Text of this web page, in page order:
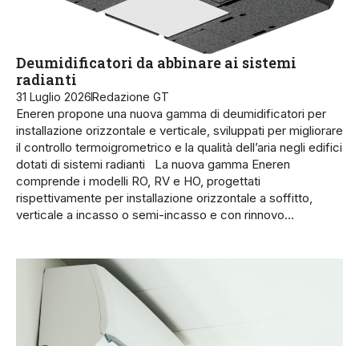
Deumidificatori da abbinare ai sistemi
radianti
31 Luglio 2026Redazione GT
Eneren propone una nuova gamma di deumidificatori per
installazione orizzontale e verticale, sviluppati per migliorare
il controllo termoigrometrico e la qualità dell’aria negli edifici
dotati di sistemi radianti La nuova gamma Eneren
comprende i modelli RO, RV e HO, progettati
rispettivamente per installazione orizzontale a soffitto,
verticale a incasso o semi-incasso e con rinnovo…